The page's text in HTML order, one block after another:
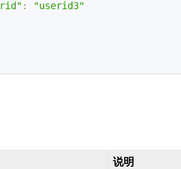
:
"userid3"
说明